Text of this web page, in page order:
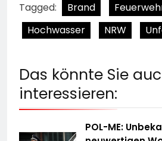
Tagged: Brand
Hochwasser
NRW
Das könnte Sie
interessieren:
POL-ME: